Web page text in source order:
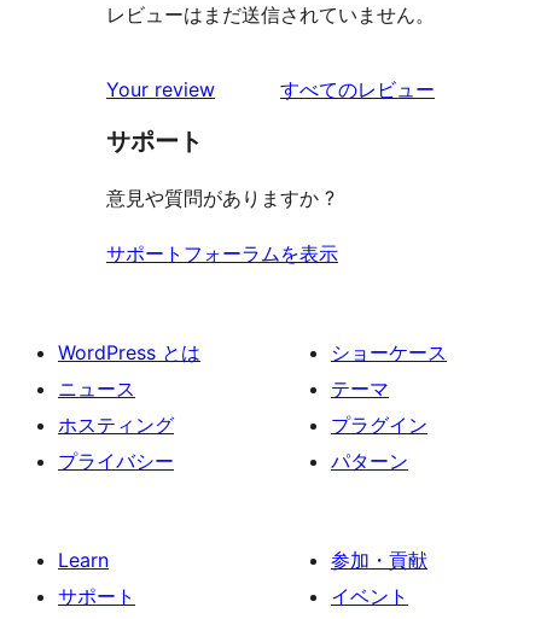
レビューはまだ送信されていません。
Your review すべてのレビュー
サポート
意見や質問がありますか ?
サポートフォーラムを表示
WordPress とは
ニュース
ホスティング
プライバシー
ショーケース
テーマ
プラグイン
パターン
Learn
サポート
参加・貢献
イベント